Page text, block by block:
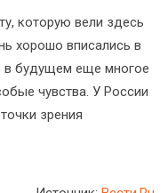
которую вели здесь
хорошо вписались в
будущем еще многое
чувства. У России
зрения